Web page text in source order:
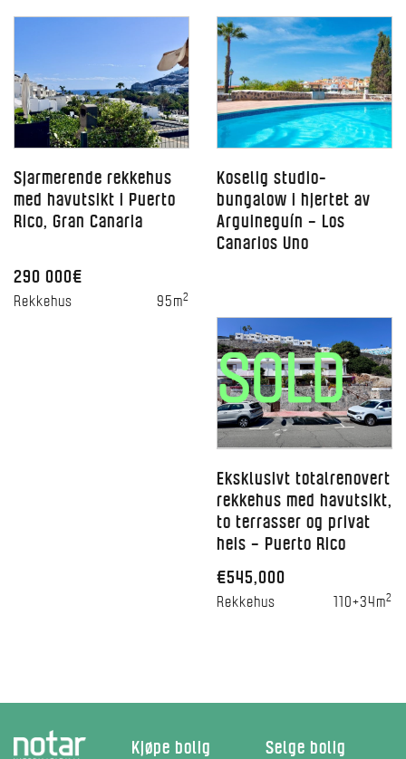
Sjarmerende rekkehus
med havutsikt i Puerto
Rico, Gran Canaria
290 000€
Rekkehus 95m2
Koselig studio-
bungalow i hjertet av
Arguineguín – Los
Canarios Uno
Eksklusivt totalrenovert
rekkehus med havutsikt,
to terrasser og privat
heis – Puerto Rico
€545,000
Rekkehus 110+34m2
Kjøpe bolig Selge bolig